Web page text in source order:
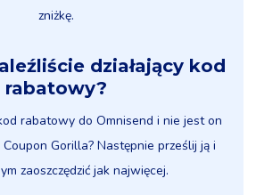
zniżkę.
działający kod
rabatowy?
rabatowy do Omnisend i nie jest on
Gorilla? Następnie prześlij ją i
zaoszczędzić jak najwięcej.